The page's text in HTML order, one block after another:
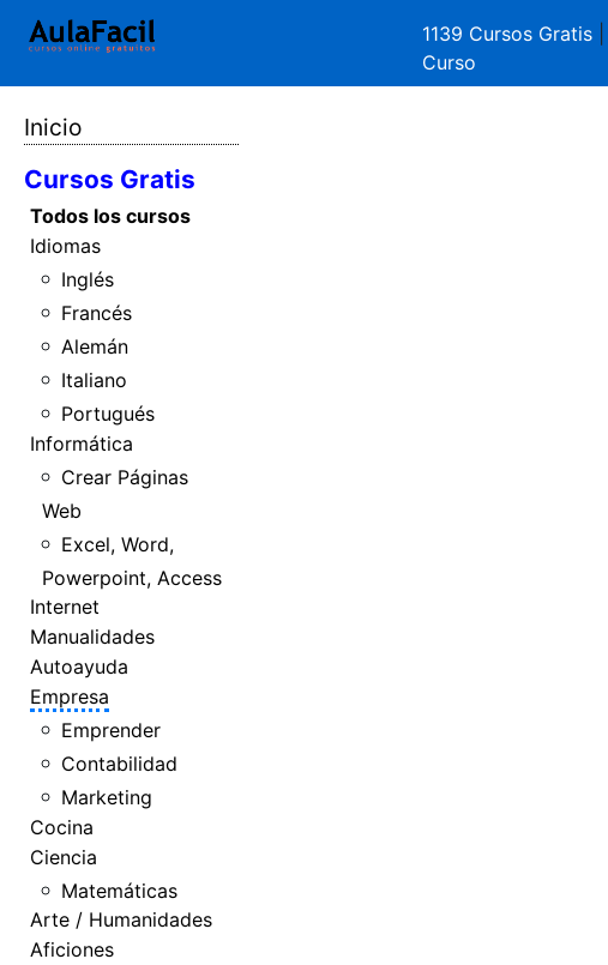
1139 Cursos Gratis
Curso
Inicio
Cursos Gratis
Todos los cursos
Idiomas
Inglés
Francés
Alemán
Italiano
Portugués
Informática
Crear Páginas
Web
Excel, Word,
Powerpoint, Access
Internet
Manualidades
Autoayuda
Empresa
Emprender
Contabilidad
Marketing
Cocina
Ciencia
Matemáticas
Arte / Humanidades
Aficiones